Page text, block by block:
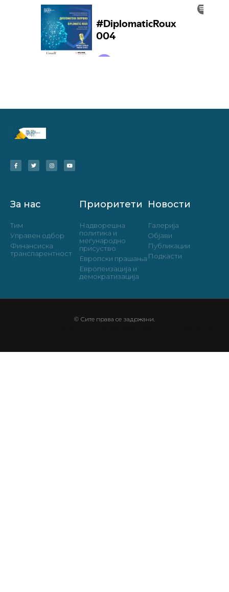
За нас
Тим
Управен одбор
Финансиска
транспарентност
Приоритети
Надворешна
политика и
меѓународно
присуство
Европски прашања
Европеизација и
демократизација
Новости
Галерија
Објави
Публикации
Подкасти
© Сите права се задржани.